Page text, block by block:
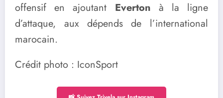
offensif en ajoutant Everton à la ligne
d’attaque, aux dépends de l’international
marocain.
Crédit photo : IconSport